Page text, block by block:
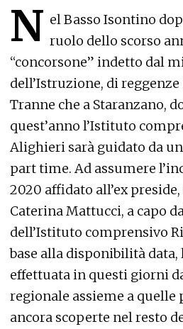
N el Basso Isontino
ruolo dello scorso
“concorsone” indetto dal
dell’Istruzione, di
Tranne che a Staranzano,
quest’anno l’Istituto
Alighieri sarà guidato da
part time. Ad assumere
2020 affidato all’ex
Caterina Mattucci, a capo
dell’Istituto comprensivo
base alla disponibilità data,
effettuata in questi giorni
regionale assieme a quelle
ancora scoperte nel resto